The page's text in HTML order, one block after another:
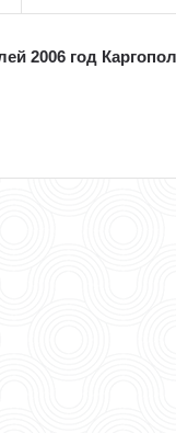
2006 год